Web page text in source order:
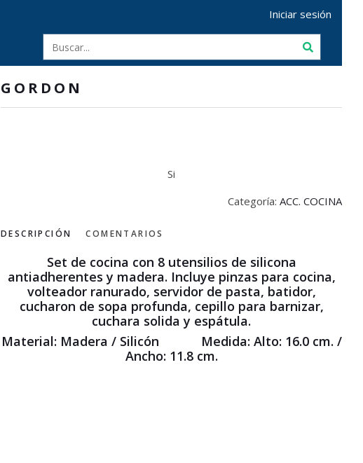
Iniciar sesión
GORDON
Si
Categoría: ACC. COCINA
DESCRIPCIÓN COMENTARIOS
Set de cocina con 8 utensilios de silicona
antiadherentes y madera. Incluye pinzas para cocina,
volteador ranurado, servidor de pasta, batidor,
cucharon de sopa profunda, cepillo para barnizar,
cuchara solida y espátula.
Material: Madera / Silicón Medida: Alto: 16.0 cm. /
Ancho: 11.8 cm.